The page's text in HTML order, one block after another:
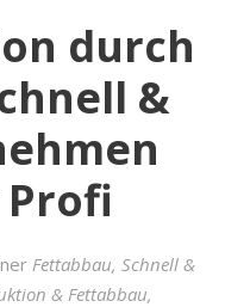
durch
&
Fettabbau, Schnell &
& Fettabbau,